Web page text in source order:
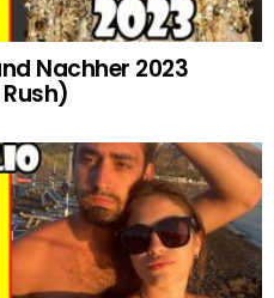
Nachher 2023